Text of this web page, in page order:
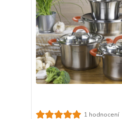
1 hodnocení